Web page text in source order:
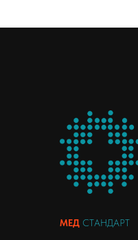
МЕД СТАНДАРТ